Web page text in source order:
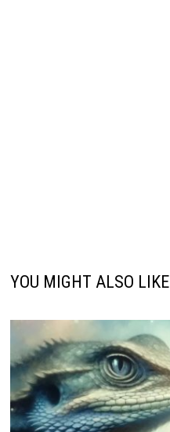
YOU MIGHT ALSO LIKE